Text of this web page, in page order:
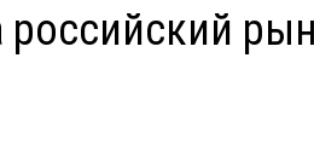
российский